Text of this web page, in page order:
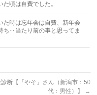
た頃は自費でした。
た時は忘年会は自費、新年会
ち‥当たり前の事と思ってま
断【「やそ」さん（新潟市：50
代：男性）】
→